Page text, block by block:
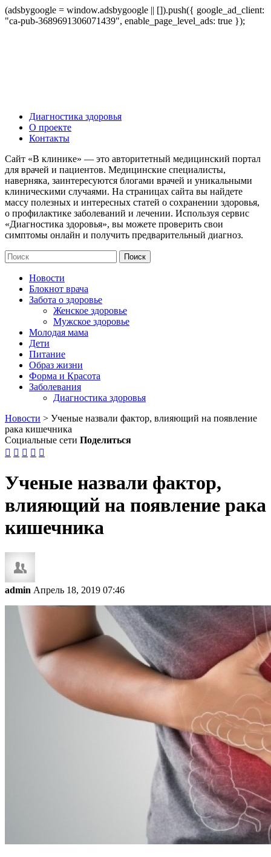
(adsbygoogle = window.adsbygoogle || []).push({ google_ad_client:
"ca-pub-3689691306071439", enable_page_level_ads: true });
Диагностика здоровья
О проекте
Контакты
Сайт «В клинике» — это авторитетный медицинский портал
для врачей и пациентов. Медицинские специалисты,
наверняка, заинтересуются блогами врачей и уникальными
клиническими случаями. На страницах сайта вы найдете
массу полезных и интересных статей о сохранении здоровья,
о профилактике заболеваний и лечении. Используя сервис
«Диагностика здоровья», вы можете проверить свои
симптомы онлайн и получить предварительный диагноз.
Новости
Блокнот врача
Забота о здоровье
Женское здоровье
Мужское здоровье
Молодая мама
Дети
Питание
Образ жизни
Форма и Красота
Заболевания
Диагностика здоровья
Новости > Ученые назвали фактор, влияющий на появление
рака кишечника
Социальные сети Поделиться
    
Ученые назвали фактор,
влияющий на появление рака
кишечника
admin Апрель 18, 2019 07:46